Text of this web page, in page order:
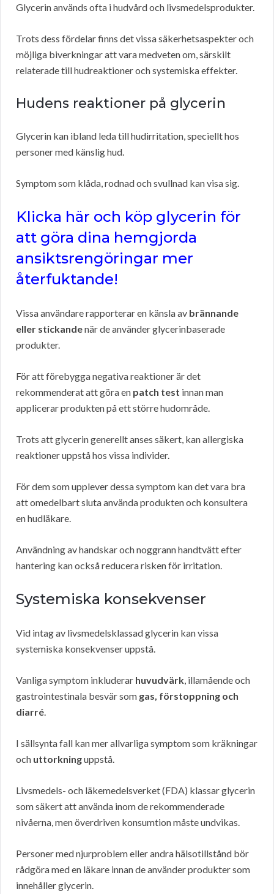
Glycerin används ofta i hudvård och livsmedelsprodukter.
Trots dess fördelar finns det vissa säkerhetsaspekter och
möjliga biverkningar att vara medveten om, särskilt
relaterade till hudreaktioner och systemiska effekter.
Hudens reaktioner på glycerin
Glycerin kan ibland leda till hudirritation, speciellt hos
personer med känslig hud.
Symptom som klåda, rodnad och svullnad kan visa sig.
Klicka här och köp glycerin för
att göra dina hemgjorda
ansiktsrengöringar mer
återfuktande!
Vissa användare rapporterar en känsla av brännande
eller stickandenär de använder glycerinbaserade
produkter.
För att förebygga negativa reaktioner är det
rekommenderat att göra en patch test innan man
applicerar produkten på ett större hudområde.
Trots att glycerin generellt anses säkert, kan allergiska
reaktioner uppstå hos vissa individer.
För dem som upplever dessa symptom kan det vara bra
att omedelbart sluta använda produkten och konsultera
en hudläkare.
Användning av handskar och noggrann handtvätt efter
hantering kan också reducera risken för irritation.
Systemiska konsekvenser
Vid intag av livsmedelsklassad glycerin kan vissa
systemiska konsekvenser uppstå.
Vanliga symptom inkluderar huvudvärk, illamående och
gastrointestinala besvär som gas, förstoppning och
diarré.
I sällsynta fall kan mer allvarliga symptom som kräkningar
och uttorkninguppstå.
Livsmedels- och läkemedelsverket (FDA) klassar glycerin
som säkert att använda inom de rekommenderade
nivåerna, men överdriven konsumtion måste undvikas.
Personer med njurproblem eller andra hälsotillstånd bör
rådgöra med en läkare innan de använder produkter som
innehåller glycerin.